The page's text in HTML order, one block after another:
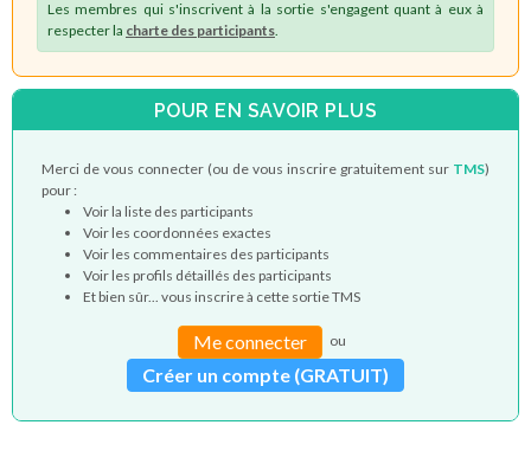
Les membres qui s'inscrivent à la sortie s'engagent quant à eux à
respecter la charte des participants
POUR EN SAVOIR PLUS
Merci de vous connecter (ou de vous inscrire gratuitement sur TMS)
pour :
Voir la liste des participants
Voir les coordonnées exactes
Voir les commentaires des participants
Voir les profils détaillés des participants
Et bien sûr... vous inscrire à cette sortie TMS
Me connecter ou
Créer un compte (GRATUIT)